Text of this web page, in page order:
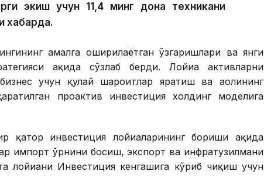
экиш учун 11,4 минг дона техникани
хабарда.
амалга оширилаётган ўзгаришлари ва янги
ҳақида сўзлаб берди. Лойиҳа активларни
учун қулай шароитлар яратиш ва аҳолининг
проактив инвестиция холдинг моделига
қатор инвестиция лойиҳаларининг бориши ҳақида
импорт ўрнини босиш, экспорт ва инфратузилмани
лойиҳани Инвестиция кенгашига кўриб чиқиш учун